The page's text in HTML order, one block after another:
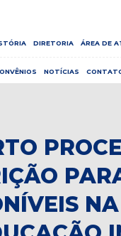
DIRETORIA ÁREA DE
NOTÍCIAS